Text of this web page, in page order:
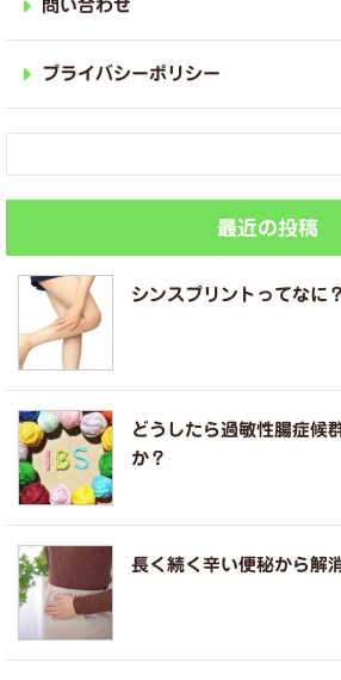
問い合わせ
プライバシーポリシー
最近の投稿
シンスプリントってなに？
どうしたら過敏性腸症候
か？
長く続く辛い便秘から解